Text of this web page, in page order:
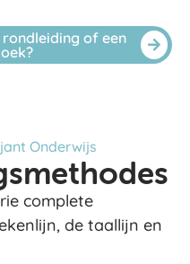
of een
Onderwijs
complete
de taallijn en